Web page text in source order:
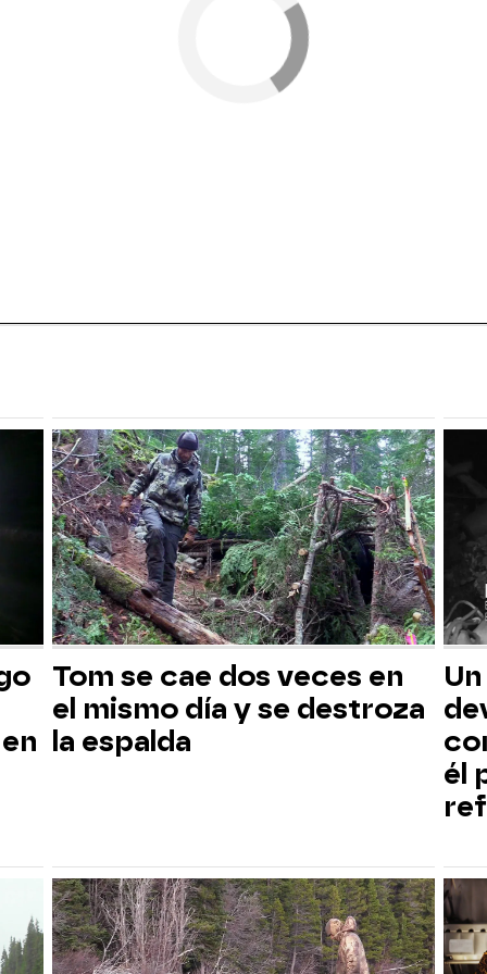
Tom se cae dos veces en
el mismo día y se destroza
la espalda
él